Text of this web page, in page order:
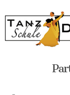
Zum
Inhalt